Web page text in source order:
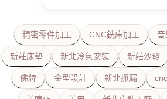
精密零件加工 CNC銑床加工 音
新莊床墊 新北冷氣安裝 新莊沙發
佛牌 金型設計 新北抓漏